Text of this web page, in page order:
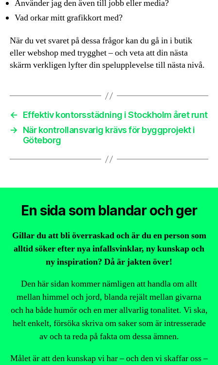
Använder jag den även till jobb eller media?
Vad orkar mitt grafikkort med?
När du vet svaret på dessa frågor kan du gå in i butik
eller webshop med trygghet – och veta att din nästa
skärm verkligen lyfter din spelupplevelse till nästa nivå.
←
Effektiv kontorsstädning i Stockholm året runt
→
När kontrollansvarig krävs för byggprojekt i
Göteborg
En sida som blandar och ger
Gillar du att bli överraskad och är du en person som
alltid söker efter nya infallsvinklar, ny kunskap och
ny inspiration? Då är jakten över!
Den här sidan kommer nämligen att handla om allt
mellan himmel och jord, blanda rejält mellan givarna
och ha både humör och en mer allvarlig tonalitet. Vi ska,
helt enkelt, försöka skriva om saker som är intresserade
av och ta reda på fakta om dessa ämnen.
Målet är att den kunskap vi har – och den vi skaffar oss –